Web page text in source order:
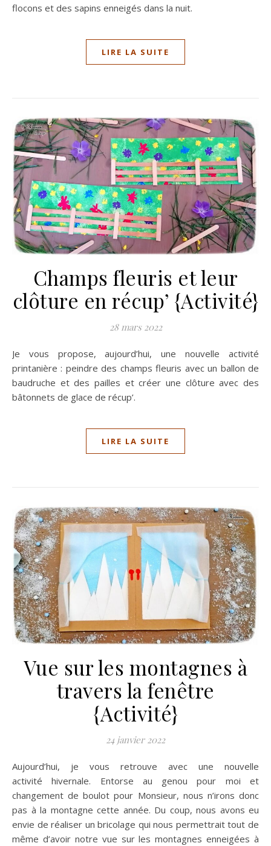
flocons et des sapins enneigés dans la nuit.
LIRE LA SUITE
Champs fleuris et leur
clôture en récup’ {Activité}
28 mars 2022
Je vous propose, aujourd’hui, une nouvelle activité
printanière : peindre des champs fleuris avec un ballon de
baudruche et des pailles et créer une clôture avec des
bâtonnets de glace de récup’.
LIRE LA SUITE
Vue sur les montagnes à
travers la fenêtre
{Activité}
24 janvier 2022
Aujourd’hui, je vous retrouve avec une nouvelle
activité hivernale. Entorse au genou pour moi et
changement de boulot pour Monsieur, nous n’irons donc
pas à la montagne cette année. Du coup, nous avons eu
envie de réaliser un bricolage qui nous permettrait tout de
même d’avoir notre vue sur les montagnes enneigées à